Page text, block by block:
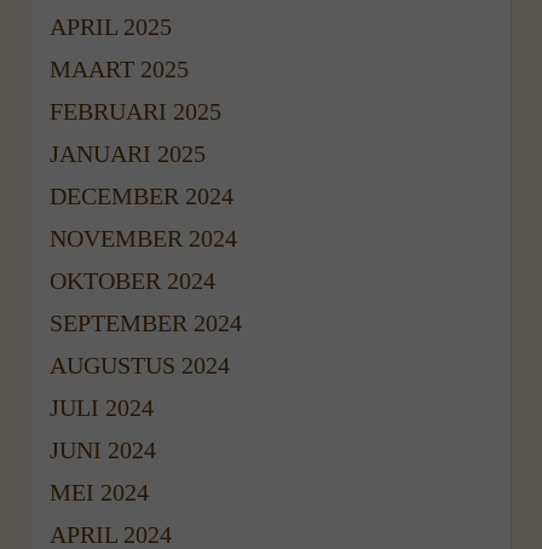
APRIL 2025
MAART 2025
FEBRUARI 2025
JANUARI 2025
DECEMBER 2024
NOVEMBER 2024
OKTOBER 2024
SEPTEMBER 2024
AUGUSTUS 2024
JULI 2024
JUNI 2024
MEI 2024
APRIL 2024